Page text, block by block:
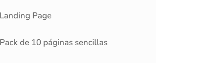
Landing Page
Pack de 10 páginas sencillas